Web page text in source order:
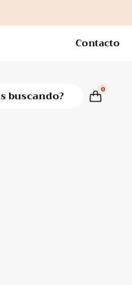
Contacto
0